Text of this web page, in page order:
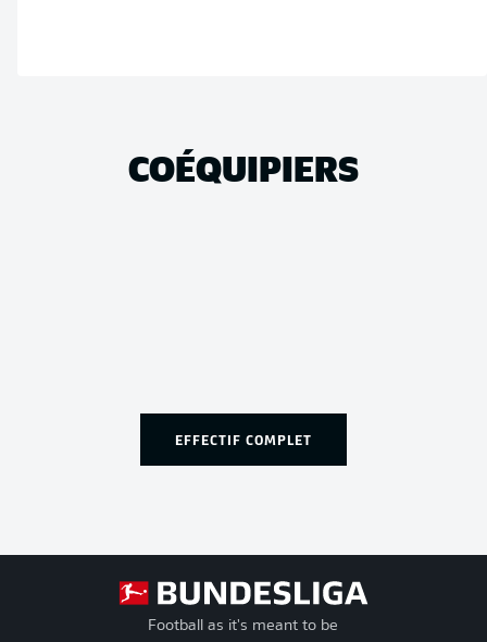
COÉQUIPIERS
EFFECTIF COMPLET
Football as it's meant to be